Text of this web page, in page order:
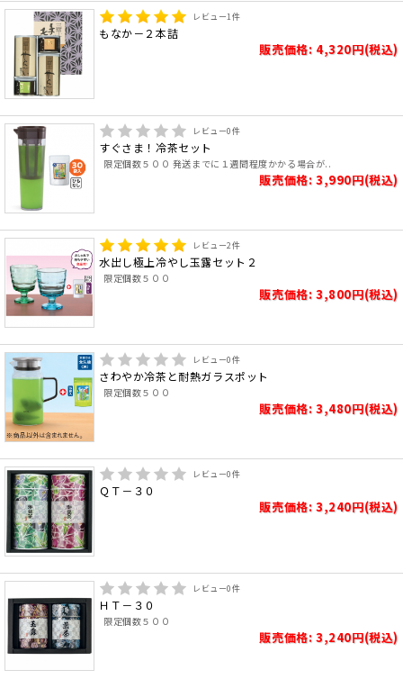
レビュー1件
もなか－２本詰
販売価格: 4,320円(税込)
レビュー0件
すぐさま！冷茶セット
限定個数５００ 発送までに１週間程度かかる場合が..
販売価格: 3,990円(税込)
レビュー2件
水出し極上冷やし玉露セット２
限定個数５００
販売価格: 3,800円(税込)
レビュー0件
さわやか冷茶と耐熱ガラスポット
限定個数５００
販売価格: 3,480円(税込)
レビュー0件
ＱＴ－３０
販売価格: 3,240円(税込)
レビュー0件
ＨＴ－３０
限定個数５００
販売価格: 3,240円(税込)